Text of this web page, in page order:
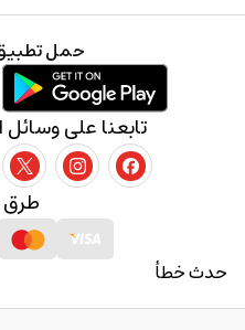
حدث خطأ
طرق
تابعنا على
حمل